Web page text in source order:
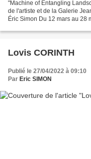
"Machine of Entangling
de l'artiste et de la Galerie
Éric Simon Du 12 mars au 28
Lovis CORINTH
Publié le 27/04/2022 à 09:10
Par Eric SIMON